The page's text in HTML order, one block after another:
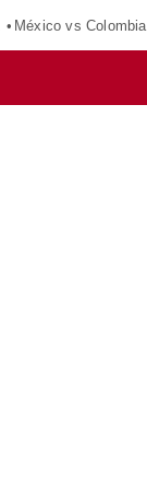
México vs Colombia